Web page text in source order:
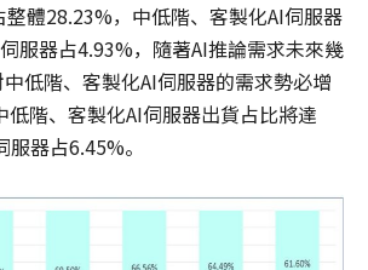
體28.23%，中低階、客製化AI伺服器
服器占4.93%，隨著AI推論需求未來幾
低階、客製化AI伺服器的需求勢必增
低階、客製化AI伺服器出貨占比將達
器占6.45%。